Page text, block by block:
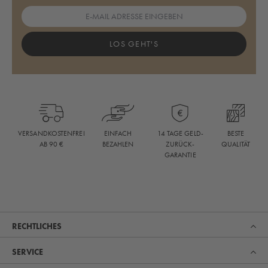
LOS GEHT'S
VERSANDKOSTENFREI
AB 90 €
EINFACH
BEZAHLEN
14 TAGE GELD-
ZURÜCK-
GARANTIE
BESTE
QUALITÄT
RECHTLICHES
SERVICE